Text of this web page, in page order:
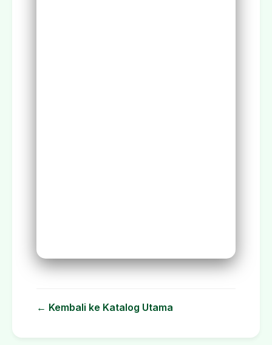
← Kembali ke Katalog Utama